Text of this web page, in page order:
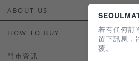
ABOUT US
HOW TO BUY
如何購買
門市資訊
若有任何訂
留下訊息，
覆。